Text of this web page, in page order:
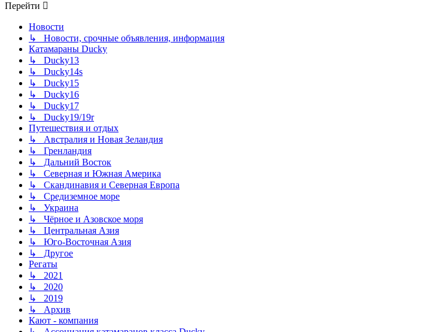
Перейти
Новости
↳ Новости, срочные объявления, информация
Катамараны Ducky
↳ Ducky13
↳ Ducky14s
↳ Ducky15
↳ Ducky16
↳ Ducky17
↳ Ducky19/19r
Путешествия и отдых
↳ Австралия и Новая Зеландия
↳ Гренландия
↳ Дальний Восток
↳ Северная и Южная Америка
↳ Скандинавия и Северная Европа
↳ Средиземное море
↳ Украина
↳ Чёрное и Азовское моря
↳ Центральная Азия
↳ Юго-Восточная Азия
↳ Другое
Регаты
↳ 2021
↳ 2020
↳ 2019
↳ Архив
Кают - компания